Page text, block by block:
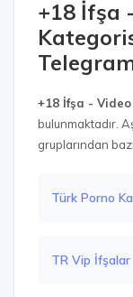
+18 İfşa
+18 İfşa - Video
bulunmaktadır.
gruplarından
Türk Porno
TR Vip İfşalar